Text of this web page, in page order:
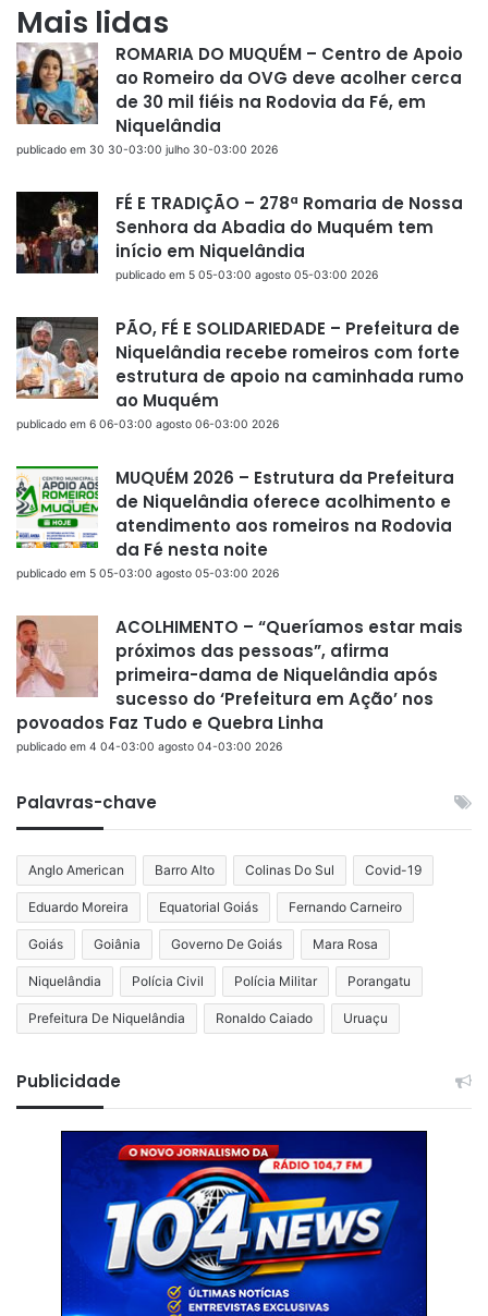
Mais lidas
ROMARIA DO MUQUÉM – Centro de Apoio
ao Romeiro da OVG deve acolher cerca
de 30 mil fiéis na Rodovia da Fé, em
Niquelândia
publicado em 30 30-03:00 julho 30-03:00 2026
FÉ E TRADIÇÃO – 278ª Romaria de Nossa
Senhora da Abadia do Muquém tem
início em Niquelândia
publicado em 5 05-03:00 agosto 05-03:00 2026
PÃO, FÉ E SOLIDARIEDADE – Prefeitura de
Niquelândia recebe romeiros com forte
estrutura de apoio na caminhada rumo
ao Muquém
publicado em 6 06-03:00 agosto 06-03:00 2026
MUQUÉM 2026 – Estrutura da Prefeitura
de Niquelândia oferece acolhimento e
atendimento aos romeiros na Rodovia
da Fé nesta noite
publicado em 5 05-03:00 agosto 05-03:00 2026
ACOLHIMENTO – “Queríamos estar mais
próximos das pessoas”, afirma
primeira-dama de Niquelândia após
sucesso do ‘Prefeitura em Ação’ nos
povoados Faz Tudo e Quebra Linha
publicado em 4 04-03:00 agosto 04-03:00 2026
Palavras-chave
Anglo American Barro Alto Colinas Do Sul Covid-19
Eduardo Moreira Equatorial Goiás Fernando Carneiro
Goiás Goiânia Governo De Goiás Mara Rosa
Niquelândia Polícia Civil Polícia Militar Porangatu
Prefeitura De Niquelândia Ronaldo Caiado Uruaçu
Publicidade